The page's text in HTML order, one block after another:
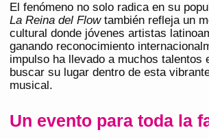
El fenómeno no solo radica en su
La Reina del Flowtambién refleja un
cultural donde jóvenes artistas
ganando reconocimiento
impulso ha llevado a muchos talentos
buscar su lugar dentro de esta
musical.
Un evento para toda la